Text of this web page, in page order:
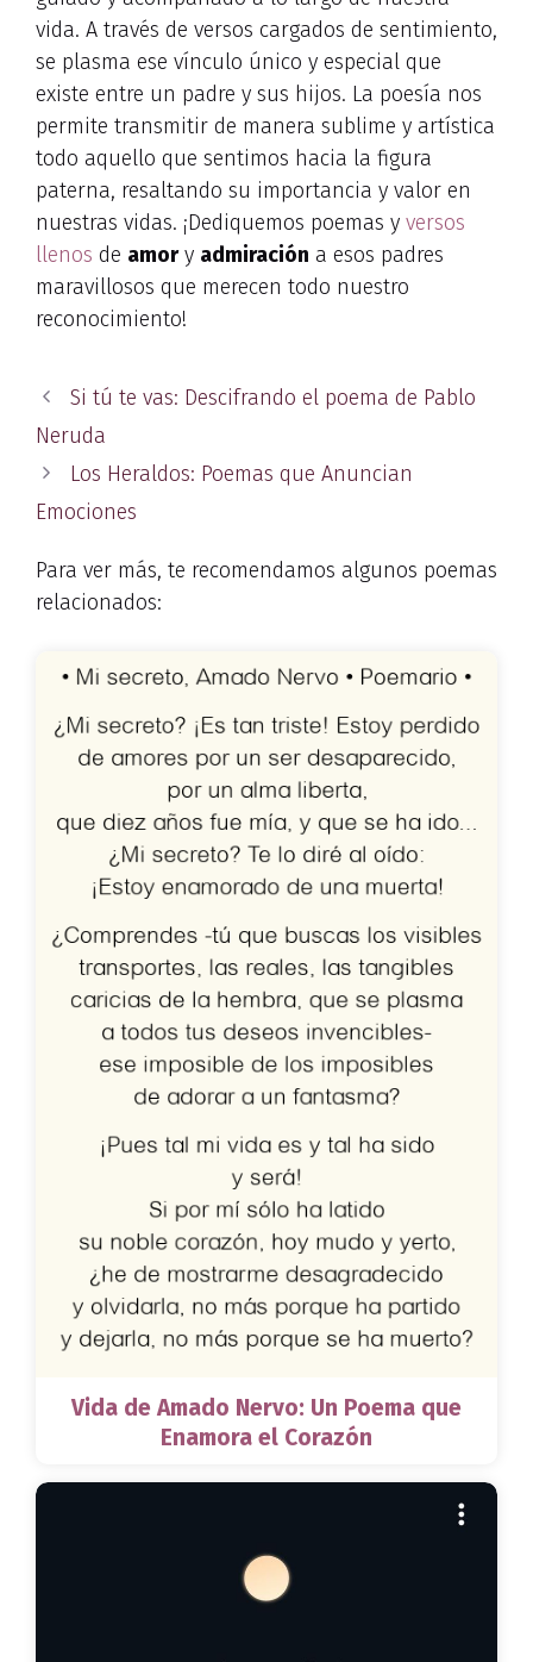
vida. A través de versos cargados de sentimiento,
se plasma ese vínculo único y especial que
existe entre un padre y sus hijos. La poesía nos
permite transmitir de manera sublime y artística
todo aquello que sentimos hacia la figura
paterna, resaltando su importancia y valor en
nuestras vidas. ¡Dediquemos poemas y versos
llenos de amory admiración a esos padres
maravillosos que merecen todo nuestro
reconocimiento!
Si tú te vas: Descifrando el poema de Pablo
Neruda
Los Heraldos: Poemas que Anuncian
Emociones
Para ver más, te recomendamos algunos poemas
relacionados:
Vida de Amado Nervo: Un Poema que
Enamora el Corazón